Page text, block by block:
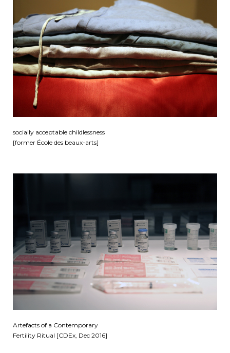
socially acceptable childlessness
[former École des beaux-arts]
Artefacts of a Contemporary
Fertility Ritual [CDEx, Dec 2016]